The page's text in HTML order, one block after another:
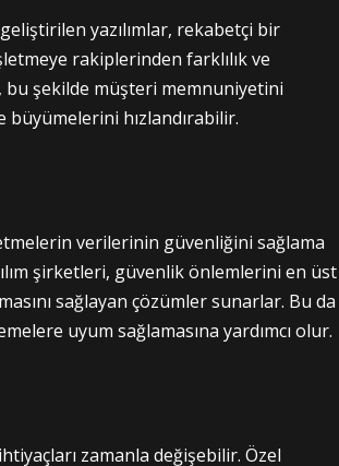
yazılımlar, rekabetçi bir
rakiplerinden farklılık ve
şekilde müşteri memnuniyetini
hızlandırabilir.
verilerinin güvenliğini sağlama
şirketleri, güvenlik önlemlerini en üst
sağlayan çözümler sunarlar. Bu da
uyum sağlamasına yardımcı olur.
zamanla değişebilir. Özel